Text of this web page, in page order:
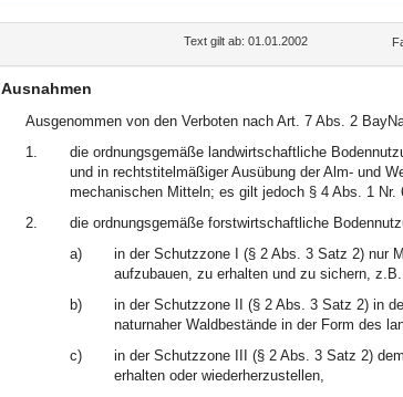
Text gilt ab: 01.01.2002
Ausnahmen
Ausgenommen von den Verboten nach Art. 7 Abs. 2
1.
die ordnungsgemäße landwirtschaftliche
und in rechtstitelmäßiger Ausübung der Alm- und
mechanischen Mitteln; es gilt jedoch § 4 Abs. 1 Nr.
2.
die ordnungsgemäße forstwirtschaftliche
a)
in der Schutzzone I (§ 2 Abs. 3 Satz 2) nur
aufzubauen, zu erhalten und zu sichern,
b)
in der Schutzzone II (§ 2 Abs. 3 Satz 2) in
naturnaher Waldbestände in der Form des
c)
in der Schutzzone III (§ 2 Abs. 3 Satz 2)
erhalten oder wiederherzustellen,